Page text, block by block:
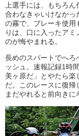
上選手には、もちろ
合わなきゃいけなかっ
の霧で、ブレーキ使用
りは、口に入ったア
のが悔やまれる。
長めのスパートでへろ
ッシュ。速報記録1時
美ヶ原だ」とやたら楽
だ。このレースに復帰
まだやれると前向きに